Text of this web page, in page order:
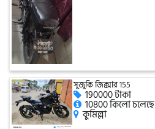
সিঙ্গার
এফবি মনডিয়াল
ডায়াং
সুজুকি জিক্সার 155
190000 টাকা
10800 কিলো চলেছে
কুমিল্লা